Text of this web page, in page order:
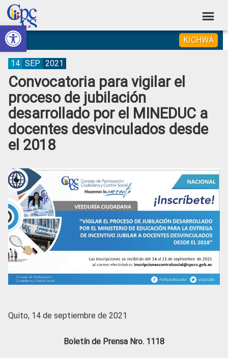
Abrir barra de herramientas
Skip
to
primary
navigation
Skip
to
main
content
Skip
to
primary
sidebar
Skip
to
footer
Consejo
de
Participación
Ciudadana
Control
Social
Construyendo
Poder
Ciudadano
KICHWA
Convocatoria para vigilar el
proceso de jubilación
desarrollado por el MINEDUC a
docentes desvinculados desde
el 2018
14 SEP 2021
Quito, 14 de septiembre de 2021
Boletín de Prensa Nro. 1118